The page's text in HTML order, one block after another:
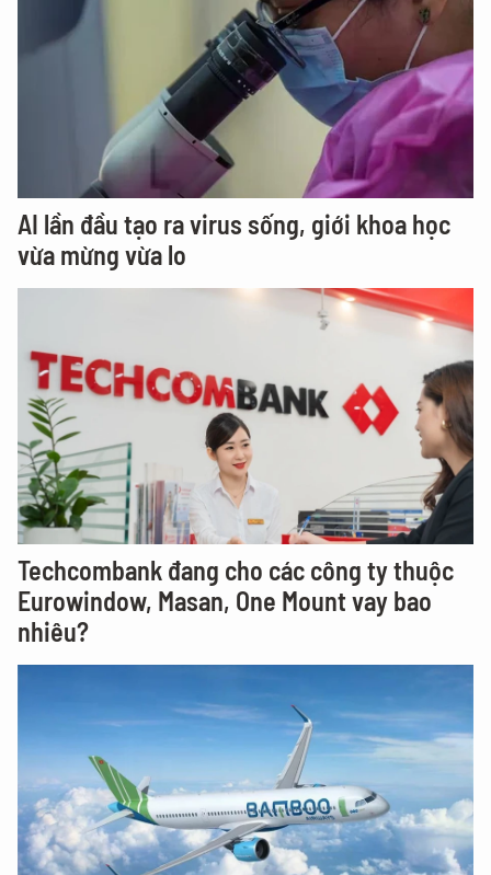
AI lần đầu tạo ra virus sống, giới khoa học
vừa mừng vừa lo
Techcombank đang cho các công ty thuộc
Eurowindow, Masan, One Mount vay bao
nhiêu?